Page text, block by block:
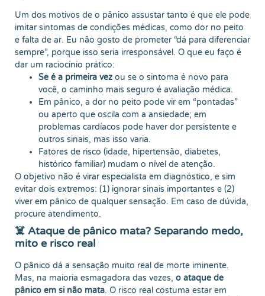
Um dos motivos de o pânico assustar tanto é que ele pode
imitar sintomas de condições médicas, como dor no peito
e falta de ar. Eu não gosto de prometer “dá para diferenciar
sempre”, porque isso seria irresponsável. O que eu faço é
dar um raciocínio prático:
Se é a primeira vez ou se o sintoma é novo para
você, o caminho mais seguro é avaliação médica.
Em pânico, a dor no peito pode vir em “pontadas”
ou aperto que oscila com a ansiedade; em
problemas cardíacos pode haver dor persistente e
outros sinais, mas isso varia.
Fatores de risco (idade, hipertensão, diabetes,
histórico familiar) mudam o nível de atenção.
O objetivo não é virar especialista em diagnóstico, e sim
evitar dois extremos: (1) ignorar sinais importantes e (2)
viver em pânico de qualquer sensação. Em caso de dúvida,
procure atendimento.
☠️ Ataque de pânico mata? Separando medo,
mito e risco real
O pânico dá a sensação muito real de morte iminente.
Mas, na maioria esmagadora das vezes, o ataque de
pânico em si não mata. O risco real costuma estar em